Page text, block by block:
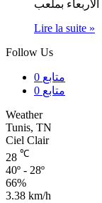
Lire la suite »
Follow Us
0 متابع
0 متابع
Weather
Tunis, TN
Ciel Clair
28 ℃
40º - 28º
66%
3.38 km/h